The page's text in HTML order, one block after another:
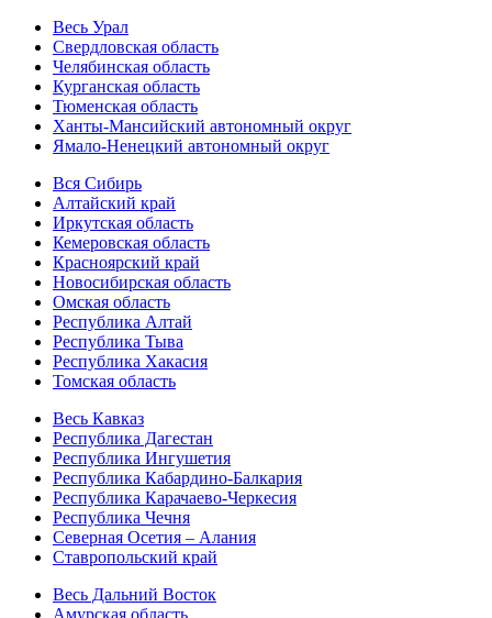
Весь Урал
Свердловская область
Челябинская область
Курганская область
Тюменская область
Ханты-Мансийский автономный округ
Ямало-Ненецкий автономный округ
Вся Сибирь
Алтайский край
Иркутская область
Кемеровская область
Красноярский край
Новосибирская область
Омская область
Республика Алтай
Республика Тыва
Республика Хакасия
Томская область
Весь Кавказ
Республика Дагестан
Республика Ингушетия
Республика Кабардино-Балкария
Республика Карачаево-Черкесия
Республика Чечня
Северная Осетия – Алания
Ставропольский край
Весь Дальний Восток
Амурская область